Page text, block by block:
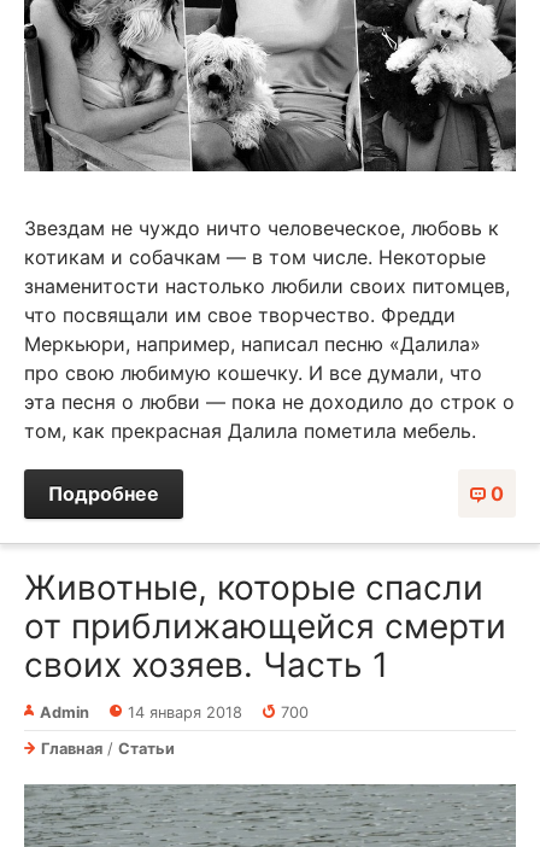
Звездам не чуждо ничто человеческое, любовь к
котикам и собачкам — в том числе. Некоторые
знаменитости настолько любили своих питомцев,
что посвящали им свое творчество. Фредди
Меркьюри, например, написал песню «Далила»
про свою любимую кошечку. И все думали, что
эта песня о любви — пока не доходило до строк о
том, как прекрасная Далила пометила мебель.
0
Подробнее
Животные, которые спасли
от приближающейся смерти
своих хозяев. Часть 1
Admin 14 января 2018
700
Главная / Статьи